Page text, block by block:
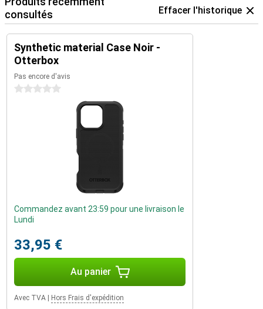
consultés
Effacer l'historique
Synthetic material Case Noir -
Otterbox
Pas encore d'avis
0 étoiles
Commandez avant 23:59 pour une livraison le
Lundi
33,95 €
Au panier
Avec TVA Hors Frais d'expédition